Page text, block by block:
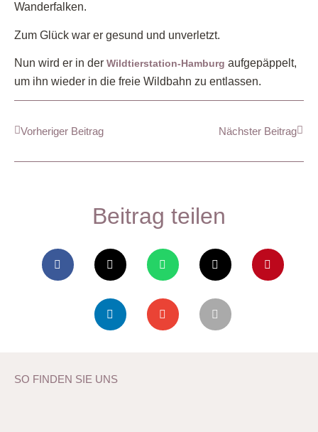
Wanderfalken.
Zum Glück war er gesund und unverletzt.
Nun wird er in der Wildtierstation-Hamburg aufgepäppelt,
um ihn wieder in die freie Wildbahn zu entlassen.
Vorheriger Beitrag Nächster Beitrag
Beitrag teilen
SO FINDEN SIE UNS